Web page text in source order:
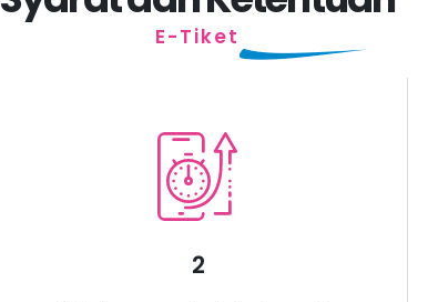
E-Tiket
2